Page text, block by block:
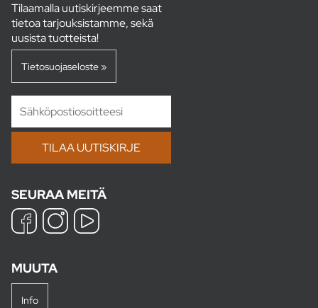
Tilaamalla uutiskirjeemme saat
tietoa tarjouksistamme, sekä
uusista tuotteista!
Tietosuojaseloste »
SEURAA MEITÄ
MUUTA
Info